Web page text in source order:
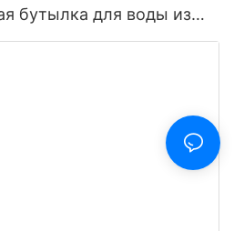
бутылка для воды из
BPA, 32 унции, с